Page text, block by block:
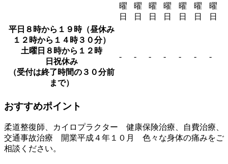
曜
日
曜
日
曜
日
曜
日
曜
日
曜
日
曜
日
平日８時から１９時（昼休み
１２時から１４時３０分）
土曜日８時から１２時
日祝休み
（受付は終了時間の３０分前
まで）
- - - - - - -
おすすめポイント
柔道整復師、カイロプラクター 健康保険治療、自費治療、
交通事故治療 開業平成４年１０月 色々な身体の痛みをご
相談ください。